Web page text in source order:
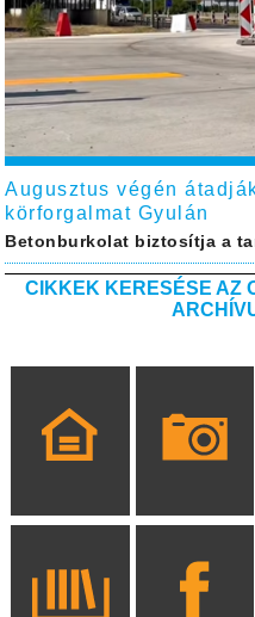
Augusztus végén
körforgalmat Gyulán
Betonburkolat biztosítja a
CIKKEK KERESÉSE AZ